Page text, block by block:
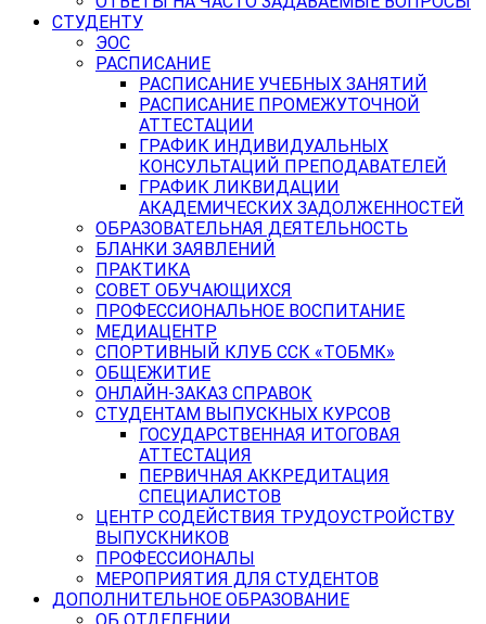
СТУДЕНТУ
ЭОС
РАСПИСАНИЕ
РАСПИСАНИЕ УЧЕБНЫХ ЗАНЯТИЙ
РАСПИСАНИЕ ПРОМЕЖУТОЧНОЙ
АТТЕСТАЦИИ
ГРАФИК ИНДИВИДУАЛЬНЫХ
КОНСУЛЬТАЦИЙ ПРЕПОДАВАТЕЛЕЙ
ГРАФИК ЛИКВИДАЦИИ
АКАДЕМИЧЕСКИХ ЗАДОЛЖЕННОСТЕЙ
ОБРАЗОВАТЕЛЬНАЯ ДЕЯТЕЛЬНОСТЬ
БЛАНКИ ЗАЯВЛЕНИЙ
ПРАКТИКА
СОВЕТ ОБУЧАЮЩИХСЯ
ПРОФЕССИОНАЛЬНОЕ ВОСПИТАНИЕ
МЕДИАЦЕНТР
СПОРТИВНЫЙ КЛУБ ССК «ТОБМК»
ОБЩЕЖИТИЕ
ОНЛАЙН-ЗАКАЗ СПРАВОК
СТУДЕНТАМ ВЫПУСКНЫХ КУРСОВ
ГОСУДАРСТВЕННАЯ ИТОГОВАЯ
АТТЕСТАЦИЯ
ПЕРВИЧНАЯ АККРЕДИТАЦИЯ
СПЕЦИАЛИСТОВ
ЦЕНТР СОДЕЙСТВИЯ ТРУДОУСТРОЙСТВУ
ВЫПУСКНИКОВ
ПРОФЕССИОНАЛЫ
МЕРОПРИЯТИЯ ДЛЯ СТУДЕНТОВ
ДОПОЛНИТЕЛЬНОЕ ОБРАЗОВАНИЕ